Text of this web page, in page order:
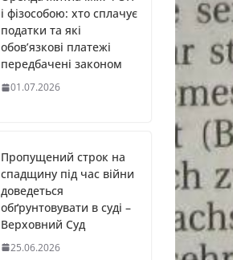
і фізособою: хто сплачує
податки та які
обов’язкові платежі
передбачені законом
01.07.2026
Пропущений строк на
спадщину під час війни
доведеться
обґрунтовувати в суді –
Верховний Суд
25.06.2026